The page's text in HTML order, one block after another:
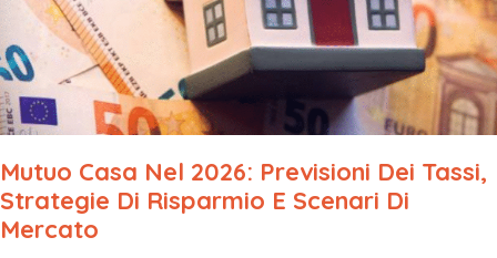
Mutuo Casa Nel 2026: Previsioni Dei Tassi,
Strategie Di Risparmio E Scenari Di
Mercato